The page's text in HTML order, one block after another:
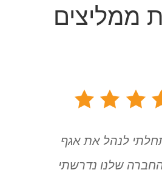
ממליצים
לנהל את אגף
שלנו נדרשתי